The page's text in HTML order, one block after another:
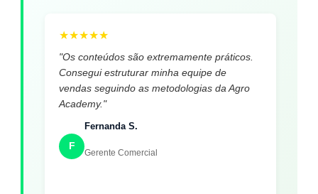
★★★★★
"Os conteúdos são extremamente práticos.
Consegui estruturar minha equipe de
vendas seguindo as metodologias da Agro
Academy."
F
Fernanda S.
Gerente Comercial